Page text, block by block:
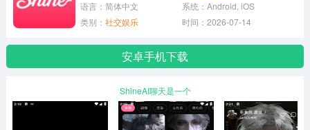
语言：简体中文
系统：Android, iOS
类别： 社交娱乐 时间：2026-07-14
安卓手机下载
ShineAI聊天是一个